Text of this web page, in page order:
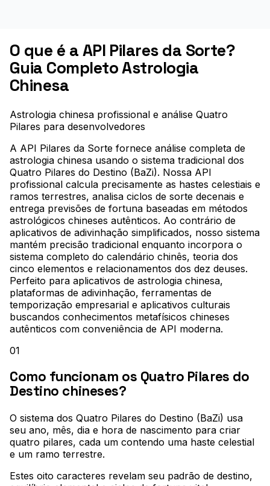
O que é a API Pilares da Sorte?
Guia Completo Astrologia
Chinesa
Astrologia chinesa profissional e análise Quatro
Pilares para desenvolvedores
A API Pilares da Sorte fornece análise completa de
astrologia chinesa usando o sistema tradicional dos
Quatro Pilares do Destino (BaZi). Nossa API
profissional calcula precisamente as hastes celestiais e
ramos terrestres, analisa ciclos de sorte decenais e
entrega previsões de fortuna baseadas em métodos
astrológicos chineses autênticos. Ao contrário de
aplicativos de adivinhação simplificados, nosso sistema
mantém precisão tradicional enquanto incorpora o
sistema completo do calendário chinês, teoria dos
cinco elementos e relacionamentos dos dez deuses.
Perfeito para aplicativos de astrologia chinesa,
plataformas de adivinhação, ferramentas de
temporização empresarial e aplicativos culturais
buscandos conhecimentos metafísicos chineses
autênticos com conveniência de API moderna.
01
Como funcionam os Quatro Pilares do
Destino chineses?
O sistema dos Quatro Pilares do Destino (BaZi) usa
seu ano, mês, dia e hora de nascimento para criar
quatro pilares, cada um contendo uma haste celestial
e um ramo terrestre.
Estes oito caracteres revelam seu padrão de destino,